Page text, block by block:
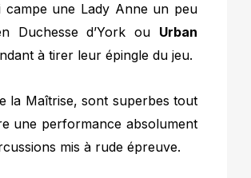
campe une Lady Anne un peu
Duchesse d’York ou Urban
à tirer leur épingle du jeu.
la Maîtrise, sont superbes tout
une performance absolument
mis à rude épreuve.